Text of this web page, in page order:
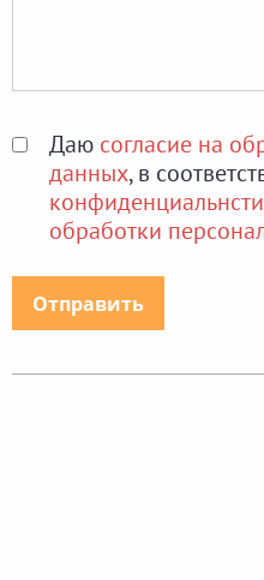
Даю согласие на
данных, в
обработки